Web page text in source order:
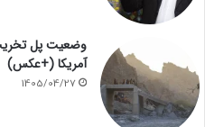
وضعیت پل
آمریکا (+عکس)
1405/04/27